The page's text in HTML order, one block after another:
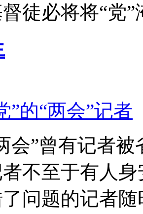
徒必将将“党”
”的“两会”记者
会”曾有记者
不至于有人
问题的记者